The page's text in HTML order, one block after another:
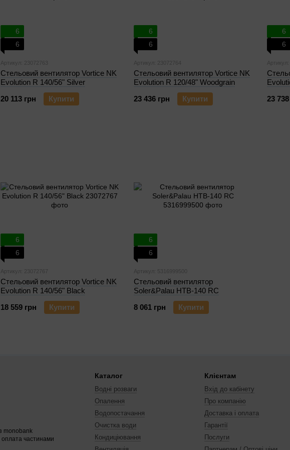
6
6
Артикул: 23072763
Стельовий вентилятор Vortice NK
Evolution R 140/56" Silver
20 113 грн
Купити
6
6
Артикул: 23072764
Стельовий вентилятор Vortice NK
Evolution R 120/48" Woodgrain
23 436 грн
Купити
6
6
Артикул:
23
6
6
Артикул: 23072767
Стельовий вентилятор Vortice NK
Evolution R 140/56" Black
18 559 грн
Купити
6
6
Артикул: 5316999500
Стельовий вентилятор
Soler&Palau HTB-140 RC
8 061 грн
Купити
Каталог
Водні розваги
Опалення
Водопостачання
Очистка води
Кондиціювання
Клієнтам
Вхід до кабінету
Про компанію
Доставка і оплата
Гарантії
Послуги